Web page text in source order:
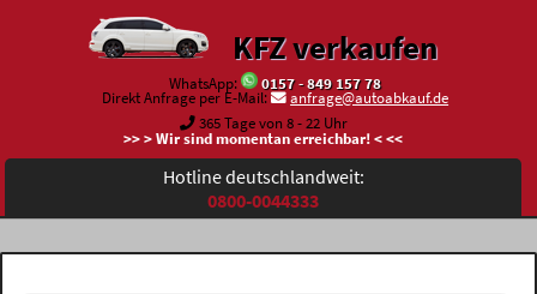
KFZ verkaufen
WhatsApp:
0157 - 849 157 78
Direkt Anfrage per E-Mail:
anfrage@autoabkauf.de
365 Tage von 8 - 22 Uhr
>> > Wir sind momentan erreichbar! < <<
Hotline deutschlandweit:
0800-0044333